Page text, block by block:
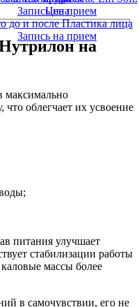
Цена
до и после Пластика лица
Запись на прием
Запись на прием
на
максимально
облегчает их усвоение
питания улучшает
стабилизации работы
массы более
в самочувствии, его не